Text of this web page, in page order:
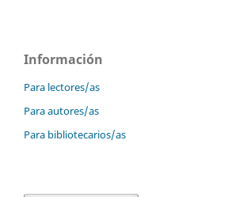
Información
Para lectores/as
Para autores/as
Para bibliotecarios/as